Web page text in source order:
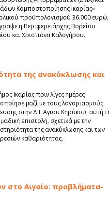
Κομποστοποίησης Ικαρίας»
προϋπολογισμού 36.000 ευρώ,
η Περιφερειάρχης Βορείου
κα. Χριστιάνα Καλογήρου.
της ανακύκλωσης και
Ικαρίας πριν λίγες ημέρες
μαζί με τους λογαριασμούς
στην Δ.Ε Αγιου Κηρύκου, αυτή
επιστολή, σχετικά με την
της ανακύκλωσης και των
καθαριότητας.
στο Αιγαίο: προβλήματα-